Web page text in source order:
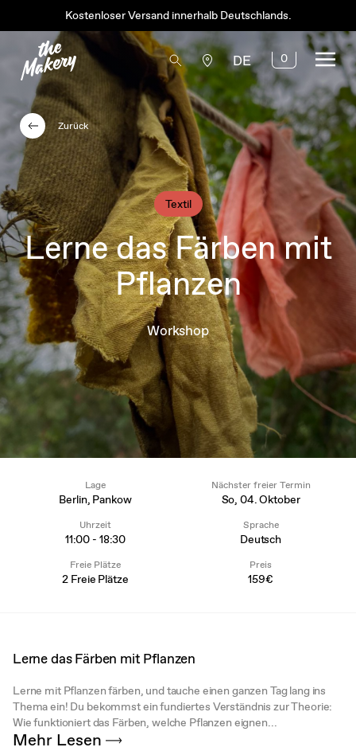
Kostenloser Versand innerhalb Deutschlands.
DE 0
Textil
Lerne das Färben mit
Pflanzen
Workshop
Zurück
Lage
Berlin, Pankow
Nächster freier Termin
So, 04. Oktober
Uhrzeit
11:00 - 18:30
Sprache
Deutsch
Freie Plätze
2 Freie Plätze
Preis
159€
Lerne das Färben mit Pflanzen
Lerne mit Pflanzen färben, und tauche einen ganzen Tag lang ins
Thema ein! Du bekommst ein fundiertes Verständnis zur Theorie:
Wie funktioniert das Färben, welche Pflanzen eignen...
Mehr Lesen